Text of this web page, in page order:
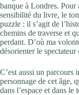
banque à Londres. Pour
sensibilité du livre, le
puzzle : il s’agit de
chemins de traverse et
perdant. D’où ma
désorienter le spectateur
C’est aussi un
personnage de cet âge,
dans l’espace et dans